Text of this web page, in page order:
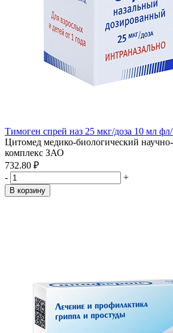
Тимоген спрей наз 25 мкг/доза 10 мл фл/
Цитомед медико-биологический
комплекс ЗАО
732.80 ₽
-
+
В корзину